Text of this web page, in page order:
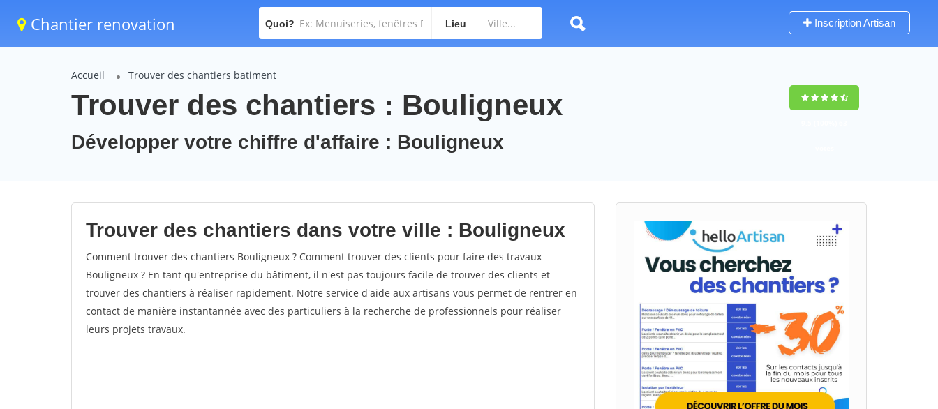
Chantier renovation Quoi? Lieu Inscription Artisan
Accueil Trouver des chantiers batiment
Trouver des chantiers : Bouligneux
Développer votre chiffre d'affaire : Bouligneux
Trouver des chantiers dans votre ville : Bouligneux
Comment trouver des chantiers Bouligneux ? Comment trouver des clients pour faire des travaux
Bouligneux ? En tant qu'entreprise du bâtiment, il n'est pas toujours facile de trouver des clients et
trouver des chantiers à réaliser rapidement. Notre service d'aide aux artisans vous permet de rentrer en
contact de manière instantannée avec des particuliers à la recherche de professionnels pour réaliser
leurs projets travaux.